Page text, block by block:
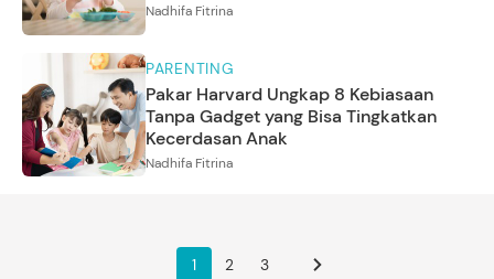
Nadhifa Fitrina
PARENTING
Pakar Harvard Ungkap 8 Kebiasaan
Tanpa Gadget yang Bisa Tingkatkan
Kecerdasan Anak
Nadhifa Fitrina
1 2 3